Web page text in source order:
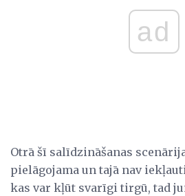
ad
Otrā šī salīdzināšanas
pielāgojama un tajā nav
kas var kļūt svarīgi tirgū, tad